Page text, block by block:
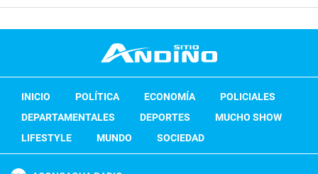
INICIO POLÍTICA ECONOMÍA
POLICIALES
DEPARTAMENTALES
DEPORTES
MUCHO SHOW
LIFESTYLE
MUNDO SOCIEDAD